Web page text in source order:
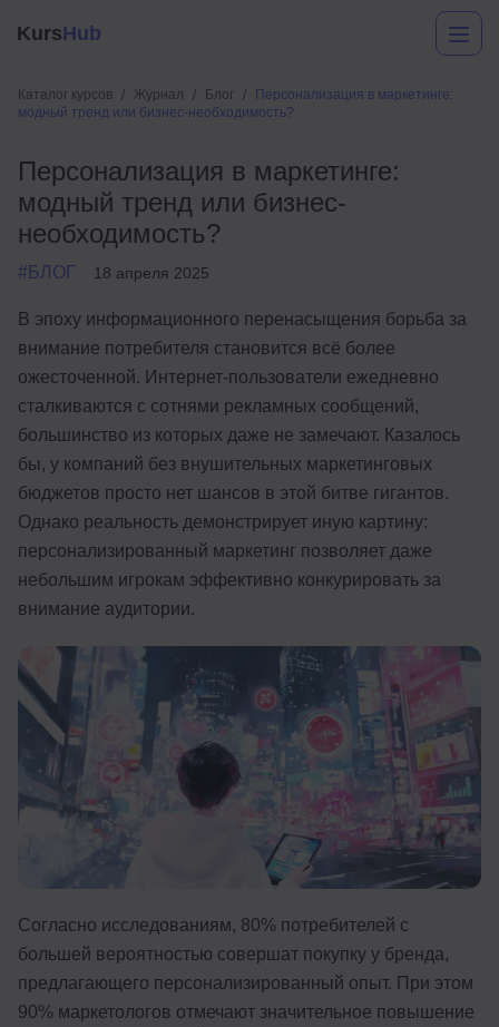
KursHub
Каталог курсов Журнал Блог
Персонализация в маркетинге:
модный тренд или бизнес-необходимость?
Персонализация в маркетинге:
модный тренд или бизнес-
необходимость?
#БЛОГ 18 апреля 2025
В эпоху информационного перенасыщения борьба за
внимание потребителя становится всё более
ожесточенной. Интернет-пользователи ежедневно
сталкиваются с сотнями рекламных сообщений,
большинство из которых даже не замечают. Казалось
бы, у компаний без внушительных маркетинговых
бюджетов просто нет шансов в этой битве гигантов.
Однако реальность демонстрирует иную картину:
персонализированный маркетинг позволяет даже
небольшим игрокам эффективно конкурировать за
внимание аудитории.
Согласно исследованиям, 80% потребителей с
большей вероятностью совершат покупку у бренда,
предлагающего персонализированный опыт. При этом
90% маркетологов отмечают значительное повышение
Маркетинг
Аналитика
Менеджмент
Иностранные языки
Soft Skills
ДПО
Детям
Акции и промокоды
Рейтинг онлайн-школ